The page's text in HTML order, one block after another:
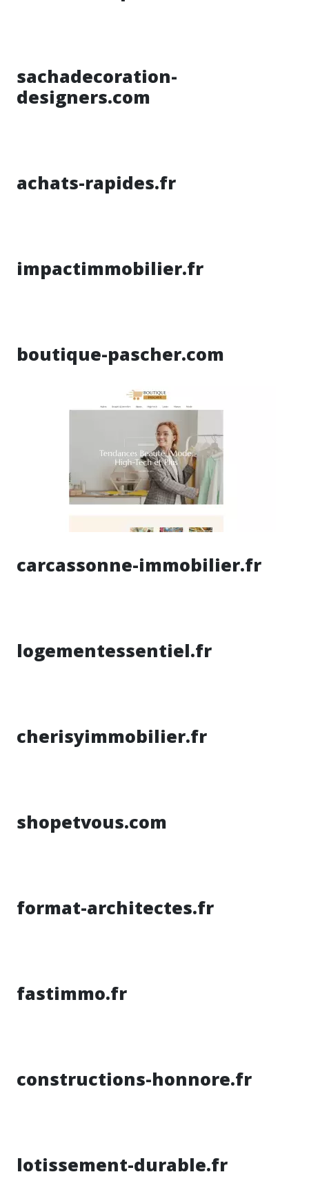
sachadecoration-
designers.com
achats-rapides.fr
impactimmobilier.fr
boutique-pascher.com
carcassonne-immobilier.fr
logementessentiel.fr
cherisyimmobilier.fr
shopetvous.com
format-architectes.fr
fastimmo.fr
constructions-honnore.fr
lotissement-durable.fr